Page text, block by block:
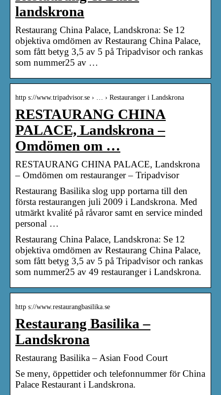
landskrona
Restaurang China Palace, Landskrona: Se 12
objektiva omdömen av Restaurang China Palace,
som fått betyg 3,5 av 5 på Tripadvisor och rankas
som nummer25 av …
http s://www.tripadvisor.se › … › Restauranger i Landskrona
RESTAURANG CHINA
PALACE, Landskrona –
Omdömen om …
RESTAURANG CHINA PALACE, Landskrona
– Omdömen om restauranger – Tripadvisor
Restaurang Basilika slog upp portarna till den
första restaurangen juli 2009 i Landskrona. Med
utmärkt kvalité på råvaror samt en service minded
personal …
Restaurang China Palace, Landskrona: Se 12
objektiva omdömen av Restaurang China Palace,
som fått betyg 3,5 av 5 på Tripadvisor och rankas
som nummer25 av 49 restauranger i Landskrona.
http s://www.restaurangbasilika.se
Restaurang Basilika –
Landskrona
Restaurang Basilika – Asian Food Court
Se meny, öppettider och telefonnummer för China
Palace Restaurant i Landskrona.